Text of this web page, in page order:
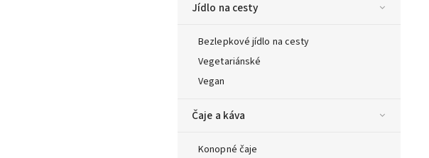
Jídlo na cesty
Bezlepkové jídlo na cesty
Vegetariánské
Vegan
Čaje a káva
Konopné čaje